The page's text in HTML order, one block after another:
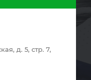
д. 5, стр. 7,